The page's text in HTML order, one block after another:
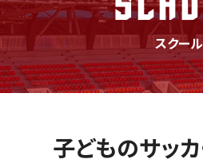
スクール
子どものサッ